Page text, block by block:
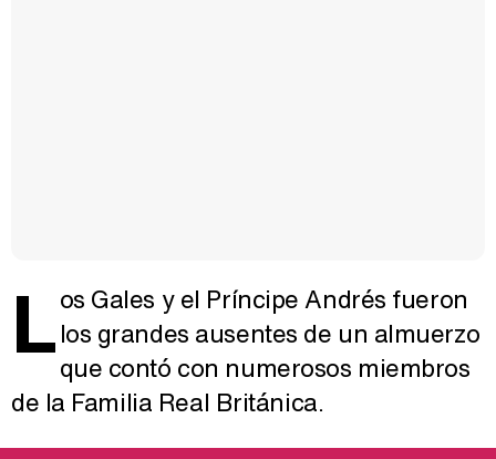
Los Gales y el Príncipe Andrés fueron
los grandes ausentes de un almuerzo
que contó con numerosos miembros
de la Familia Real Británica.